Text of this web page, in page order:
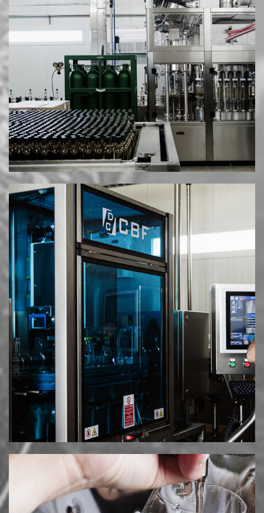
Διεύθ.: Νέα Μεσημβρία Θεσσαλονίκης
Email: info@mesimvriawines.gr
Τηλ.: +30 2310.713981
HOSTED AND PROTECTED BY FREESPIRITS
|
ΠΟΛΙΤΙΚΉ ΑΠΟΡΡΉΤΟΥ & COOKIES
© 2025 MESIMVRIA WINES. ALL RIGHTS RESERVED